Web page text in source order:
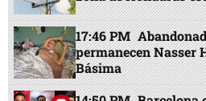
17:46 PM
permanecen Nasser
Básima